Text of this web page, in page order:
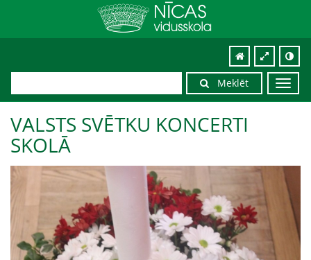
Meklēt
VALSTS SVĒTKU KONCERTI
SKOLĀ